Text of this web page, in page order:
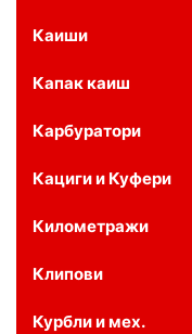
Каиши
Капак каиш
Карбуратори
Кациги и Куфери
Километражи
Клипови
Курбли и мех.